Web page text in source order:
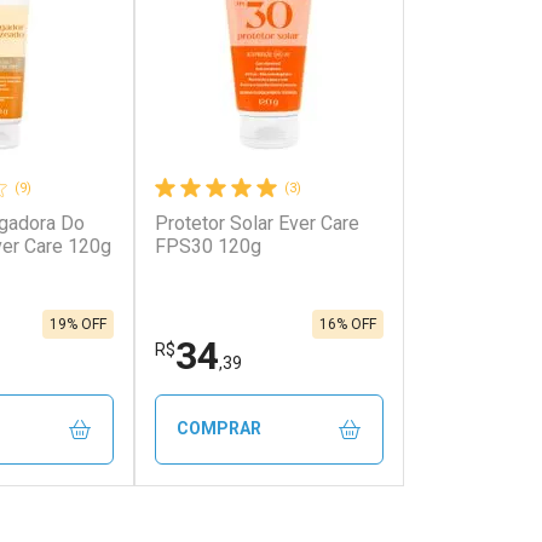
(9)
Do
Care 120g
19% OFF
(3)
Protetor Solar Ever Care
FPS30 120g
R$34,39
16% OFF
COMPRAR